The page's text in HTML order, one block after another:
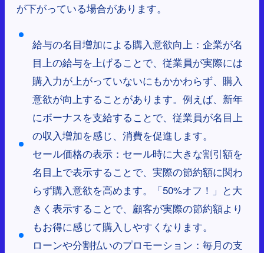
が下がっている場合があります。
給与の名目増加による購入意欲向上：企業が名
目上の給与を上げることで、従業員が実際には
購入力が上がっていないにもかかわらず、購入
意欲が向上することがあります。例えば、新年
にボーナスを支給することで、従業員が名目上
の収入増加を感じ、消費を促進します。
セール価格の表示：セール時に大きな割引額を
名目上で表示することで、実際の節約額に関わ
らず購入意欲を高めます。「50%オフ！」と大
きく表示することで、顧客が実際の節約額より
もお得に感じて購入しやすくなります。
ローンや分割払いのプロモーション：毎月の支